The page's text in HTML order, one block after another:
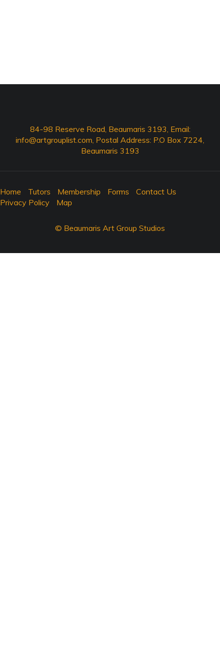
84-98 Reserve Road, Beaumaris 3193, Email:
info@artgrouplist.com, Postal Address: P.O Box 7224,
Beaumaris 3193
Home Tutors Membership Forms
Contact Us
Privacy Policy
Map
© Beaumaris Art Group Studios